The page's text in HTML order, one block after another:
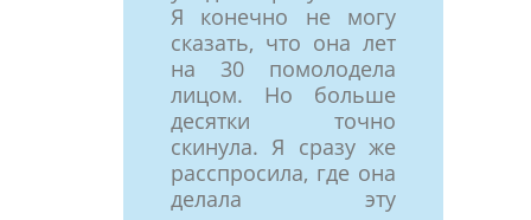
Я конечно не могу
сказать, что она лет
на 30 помолодела
лицом. Но больше
десятки точно
скинула. Я сразу же
расспросила, где она
делала эту